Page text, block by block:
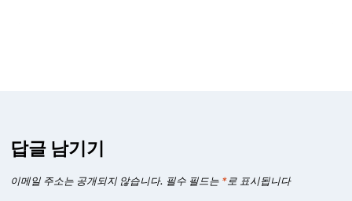
답글 남기기
이메일 주소는 공개되지 않습니다. 필수 필드는 * 로 표시됩니다